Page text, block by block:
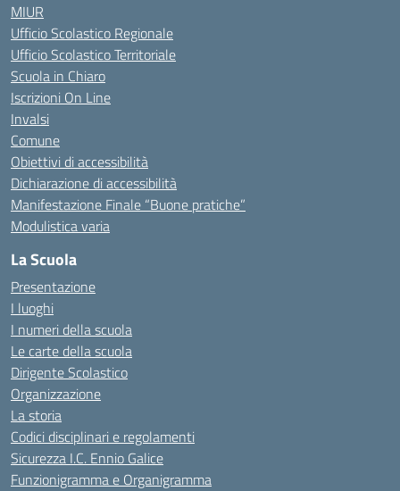
MIUR
Ufficio Scolastico Regionale
Ufficio Scolastico Territoriale
Scuola in Chiaro
Iscrizioni On Line
Invalsi
Comune
Obiettivi di accessibilità
Dichiarazione di accessibilità
Manifestazione Finale “Buone pratiche”
Modulistica varia
La Scuola
Presentazione
I luoghi
I numeri della scuola
Le carte della scuola
Dirigente Scolastico
Organizzazione
La storia
Codici disciplinari e regolamenti
Sicurezza I.C. Ennio Galice
Funzionigramma e Organigramma